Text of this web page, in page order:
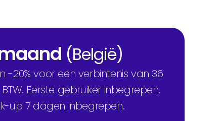
(België)
-20% voor een verbintenis van 36
Eerste gebruiker inbegrepen.
up 7 dagen inbegrepen.